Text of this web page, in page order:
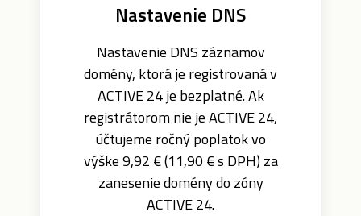
Nastavenie DNS
Nastavenie DNS záznamov
domény, ktorá je registrovaná v
ACTIVE 24 je bezplatné. Ak
registrátorom nie je ACTIVE 24,
účtujeme ročný poplatok vo
výške 9,92 € (11,90 € s DPH) za
zanesenie domény do zóny
ACTIVE 24.